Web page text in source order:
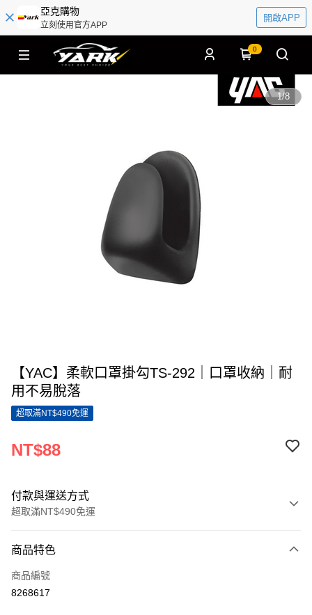
亞克購物
立刻使用官方APP
開啟APP
0
1/8
【YAC】柔軟口罩掛勾TS-292｜口罩收納｜耐
用不易脫落
超取滿NT$490免運
NT$88
付款與運送方式
超取滿NT$490免運
信用卡一次付款
超商取貨付款
商品特色
商品編號
8268617